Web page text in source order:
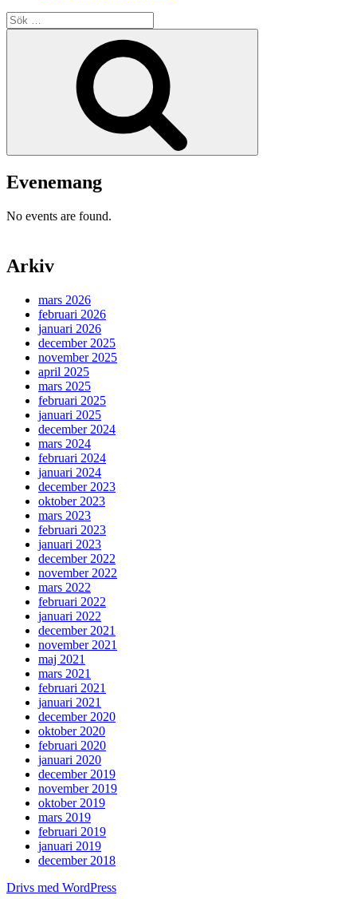
Sök
efter:
Evenemang
No events are found.
Arkiv
mars 2026
februari 2026
januari 2026
december 2025
november 2025
april 2025
mars 2025
februari 2025
januari 2025
december 2024
mars 2024
februari 2024
januari 2024
december 2023
oktober 2023
mars 2023
februari 2023
januari 2023
december 2022
november 2022
mars 2022
februari 2022
januari 2022
december 2021
november 2021
maj 2021
mars 2021
februari 2021
januari 2021
december 2020
oktober 2020
februari 2020
januari 2020
december 2019
november 2019
oktober 2019
mars 2019
februari 2019
januari 2019
december 2018
Drivs med WordPress